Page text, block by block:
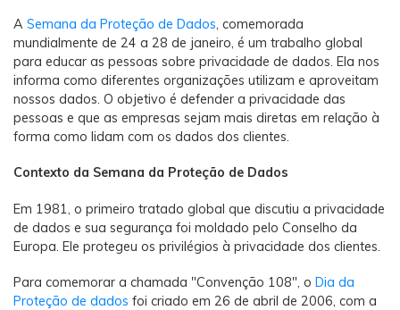
A Semana da Proteção de Dados, comemorada
mundialmente de 24 a 28 de janeiro, é um trabalho global
para educar as pessoas sobre privacidade de dados. Ela nos
informa como diferentes organizações utilizam e aproveitam
nossos dados. O objetivo é defender a privacidade das
pessoas e que as empresas sejam mais diretas em relação à
forma como lidam com os dados dos clientes.
Contexto da Semana da Proteção de Dados
Em 1981, o primeiro tratado global que discutiu a privacidade
de dados e sua segurança foi moldado pelo Conselho da
Europa. Ele protegeu os privilégios à privacidade dos clientes.
Para comemorar a chamada "Convenção 108", o Dia da
Proteção de dados foi criado em 26 de abril de 2006, com a